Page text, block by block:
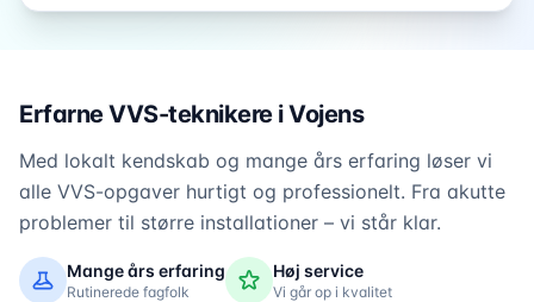
Erfarne VVS-teknikere iVojens
Med lokalt kendskab og mange års erfaring løser vi
alle VVS-opgaver hurtigt og professionelt. Fra akutte
problemer til større installationer – vi står klar.
Mange års erfaring
Rutinerede fagfolk
Høj service
Vi går op i kvalitet